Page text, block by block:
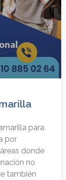
para
por
donde
no
también